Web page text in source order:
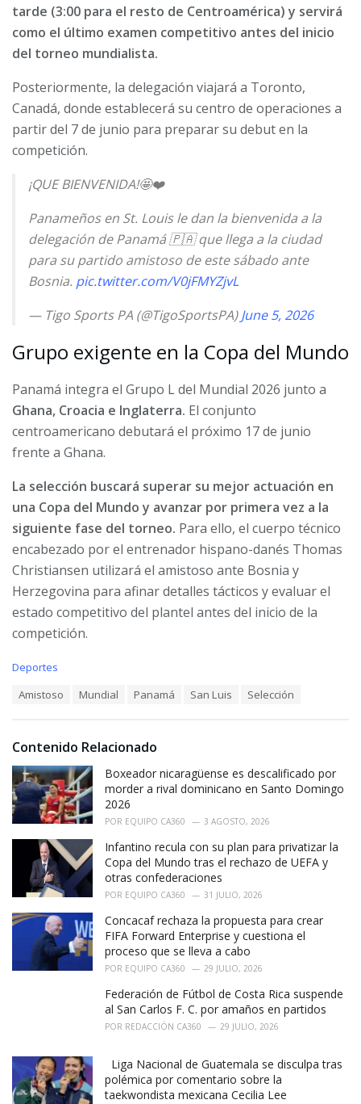
tarde (3:00 para el resto de Centroamérica) y servirá
como el último examen competitivo antes del inicio
del torneo mundialista.
Posteriormente, la delegación viajará a Toronto,
Canadá, donde establecerá su centro de operaciones a
partir del 7 de junio para preparar su debut en la
competición.
¡QUE BIENVENIDA!🤩❤️
Panameños en St. Louis le dan la bienvenida a la
delegación de Panamá 🇵🇦 que llega a la ciudad
para su partido amistoso de este sábado ante
Bosnia. pic.twitter.com/V0jFMYZjvL
— Tigo Sports PA (@TigoSportsPA)June 5, 2026
Grupo exigente en la Copa del Mundo
Panamá integra el Grupo L del Mundial 2026 junto a
Ghana, Croacia e Inglaterra. El conjunto
centroamericano debutará el próximo 17 de junio
frente a Ghana.
La selección buscará superar su mejor actuación en
una Copa del Mundo y avanzar por primera vez a la
siguiente fase del torneo. Para ello, el cuerpo técnico
encabezado por el entrenador hispano-danés Thomas
Christiansen utilizará el amistoso ante Bosnia y
Herzegovina para afinar detalles tácticos y evaluar el
estado competitivo del plantel antes del inicio de la
competición.
C
r
i
e
s
:
Deportes
:
Amistoso Mundial Panamá San Luis Selección
Contenido Relacionado
Boxeador nicaragüense es descalificado por
morder a rival dominicano en Santo Domingo
2026
POR EQUIPO CA360 3 AGOSTO, 2026
Infantino recula con su plan para privatizar la
Copa del Mundo tras el rechazo de UEFA y
otras confederaciones
POR EQUIPO CA360 31 JULIO, 2026
Concacaf rechaza la propuesta para crear
FIFA Forward Enterprise y cuestiona el
proceso que se lleva a cabo
POR EQUIPO CA360 29 JULIO, 2026
Federación de Fútbol de Costa Rica suspende
al San Carlos F. C. por amaños en partidos
POR REDACCIÓN CA360 29 JULIO, 2026
Liga Nacional de Guatemala se disculpa tras
polémica por comentario sobre la
taekwondista mexicana Cecilia Lee